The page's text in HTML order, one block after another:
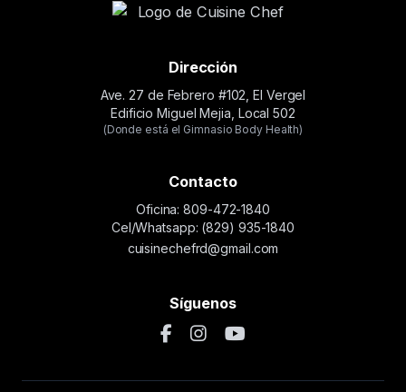
Dirección
Ave. 27 de Febrero #102, El Vergel
Edificio Miguel Mejia, Local 502
(Donde está el Gimnasio Body Health)
Contacto
Oficina: 809-472-1840
Cel/Whatsapp: (829) 935-1840
cuisinechefrd@gmail.com
Síguenos